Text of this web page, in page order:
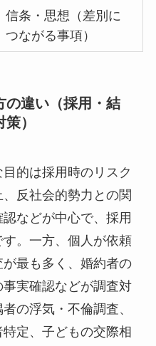
信条・思想（差別に
つながる事項）
の違い（採用・結
）
的は採用時のリスク
反社会的勢力との関
などが中心で、採用
。一方、個人が依頼
最も多く、婚約者の
実確認などが調査対
の浮気・不倫調査、
定、子どもの交際相